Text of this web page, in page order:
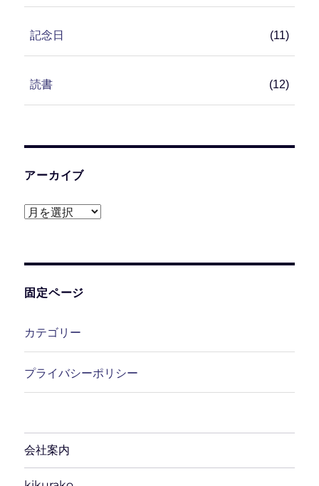
記念日 (11)
読書 (12)
アーカイブ
ア
ブ
固定ページ
カテゴリー
プライバシーポリシー
会社案内